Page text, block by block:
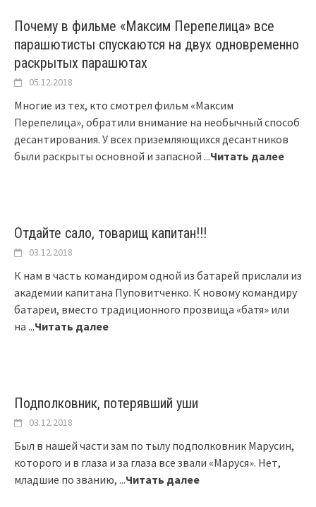
Почему в фильме «Максим Перепелица» все
парашютисты спускаются на двух одновременно
раскрытых парашютах
05.12.2018
Многие из тех, кто смотрел фильм «Максим
Перепелица», обратили внимание на необычный способ
десантирования. У всех приземляющихся десантников
были раскрыты основной и запасной ...Читать далее
Отдайте сало, товарищ капитан!!!
03.12.2018
К нам в часть командиром одной из батарей прислали из
академии капитана Пуповитченко. К новому командиру
батареи, вместо традиционного прозвища «батя» или
на ...Читать далее
Подполковник, потерявший уши
03.12.2018
Был в нашей части зам по тылу подполковник Марусин,
которого и в глаза и за глаза все звали «Маруся». Нет,
младшие по званию, ...Читать далее